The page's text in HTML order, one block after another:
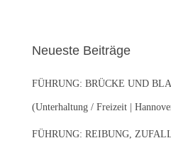
n
a
c
:
Neueste Beiträge
FÜHRUNG: BRÜCKE UND
(Unterhaltung / Freizeit |
FÜHRUNG: REIBUNG,